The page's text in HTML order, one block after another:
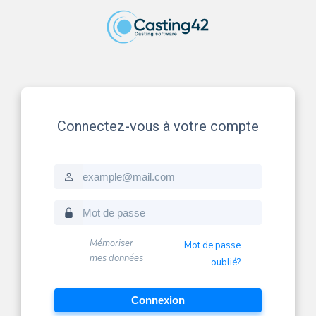
Connectez-vous à votre compte
Email
Password
Mémoriser
mes données
Mot de passe
oublié?